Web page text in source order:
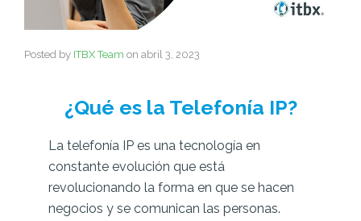
Posted by ITBX Team on abril 3, 2023
¿Qué es la Telefonía IP?
La telefonía IP es una tecnología en
constante evolución que está
revolucionando la forma en que se hacen
negocios y se comunican las personas.